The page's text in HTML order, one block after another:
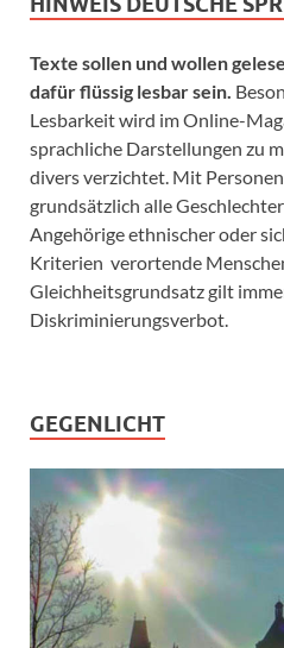
Texte sollen und wollen
dafür flüssig lesbar sein.
Lesbarkeit wird im Online-
sprachliche Darstellungen zu
divers verzichtet. Mit
grundsätzlich alle
Angehörige ethnischer oder
Kriterien verortende
Gleichheitsgrundsatz gilt
Diskriminierungsverbot.
GEGENLICHT